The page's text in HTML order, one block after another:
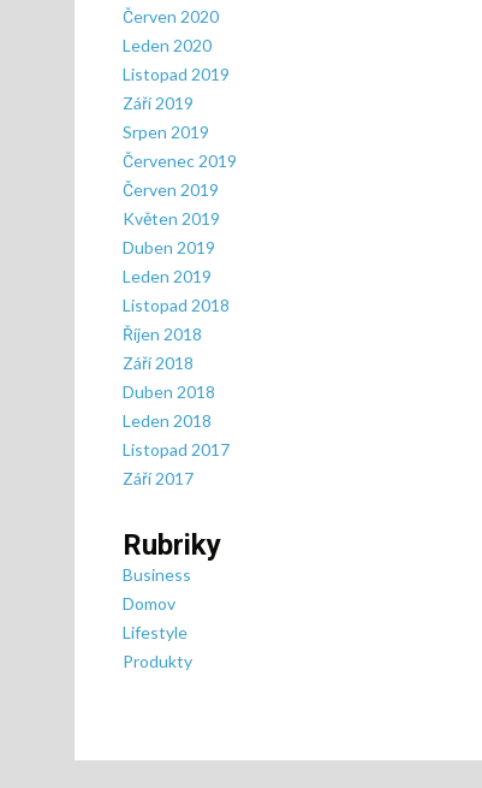
Červen 2020
Leden 2020
Listopad 2019
Září 2019
Srpen 2019
Červenec 2019
Červen 2019
Květen 2019
Duben 2019
Leden 2019
Listopad 2018
Říjen 2018
Září 2018
Duben 2018
Leden 2018
Listopad 2017
Září 2017
Rubriky
Business
Domov
Lifestyle
Produkty